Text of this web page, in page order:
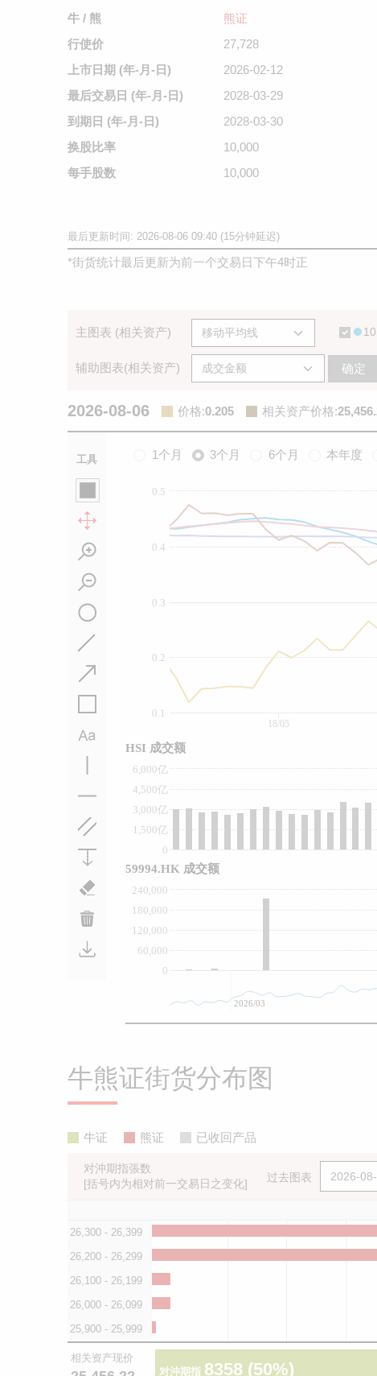
牛 / 熊
熊证
行使价
27,728
上市日期 (年-月-日)
2026-02-12
最后交易日 (年-月-日)
2028-03-29
到期日 (年-月-日)
2028-03-30
换股比率
10,000
每手股数
10,000
最后更新时间: 2026-08-06 09:40 (15分钟延迟)
*街货统计最后更新为前一个交易日下午4时正
主图表 (相关资产)
辅助图表(相关资产) 确定
2026-08-06 价格:0.205 相关资产价格:
工具 1个月 3个月 6个月 本年度
0.3
0.1
0.2
0.4
0.5
0
1,500亿
3,000亿
4,500亿
6,000亿
0
60,000
120,000
180,000
240,000
18/05
2026/03
HSI 成交额
59994.HK 成交额
牛熊证街货分布图
牛证 熊证 已收回产品
对沖期指張数
[括号内为相对前一交易日之变化]
过去图表
26,300 - 26,399
26,200 - 26,299
26,100 - 26,199
26,000 - 26,099
25,900 - 25,999
相关资产现价
对沖期指 8358 (50%)